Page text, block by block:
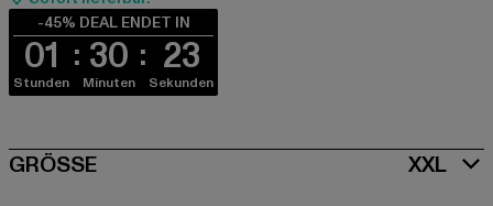
-45% DEAL ENDET IN
01
Stunden
30
Minuten
23
Sekunden
SIZE
GRÖSSE XXL